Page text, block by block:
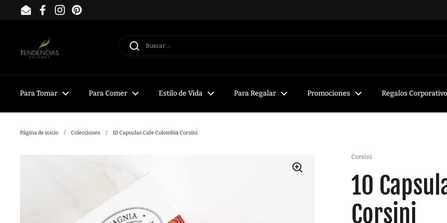
Ir al contenido
EmailFacebookInstagramPinterest
Para Tomar Para Comer Estilo de Vida Para Regalar Promociones Regalos
Página de inicio / Colecciones / 10 Capsulas Cafe Colombia Corsini
Corsini
10
Corsini